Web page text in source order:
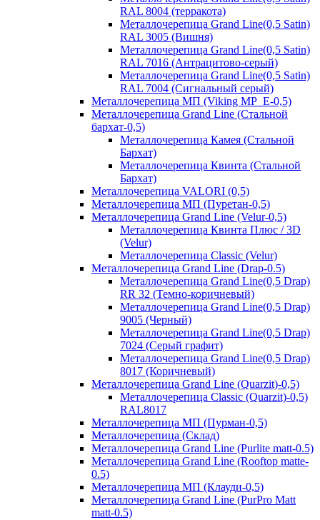
RAL 8004 (терракота)
Металлочерепица Grand Line(0,5 Satin)
RAL 3005 (Вишня)
Металлочерепица Grand Line(0,5 Satin)
RAL 7016 (Антрацитово-серый)
Металлочерепица Grand Line(0,5 Satin)
RAL 7004 (Сигнальный серый)
Металлочерепица МП (Viking MP_E-0,5)
Металлочерепица Grand Line (Стальной
бархат-0,5)
Металлочерепица Камея (Стальной
Бархат)
Металлочерепица Квинта (Стальной
Бархат)
Металлочерепица VALORI (0,5)
Металлочерепица МП (Пуретан-0,5)
Металлочерепица Grand Line (Velur-0,5)
Металлочерепица Квинта Плюс / 3D
(Velur)
Металлочерепица Classic (Velur)
Металлочерепица Grand Line (Drap-0.5)
Металлочерепица Grand Line(0,5 Drap)
RR 32 (Темно-коричневый)
Металлочерепица Grand Line(0,5 Drap)
9005 (Черный)
Металлочерепица Grand Line(0,5 Drap)
7024 (Серый графит)
Металлочерепица Grand Line(0,5 Drap)
8017 (Коричневый)
Металлочерепица Grand Line (Quarzit)-0,5)
Металлочерепица Classic (Quarzit)-0,5)
RAL8017
Металлочерепица МП (Пурман-0,5)
Металлочерепица (Склад)
Металлочерепица Grand Line (Purlite matt-0.5)
Металлочерепица Grand Line (Rooftop matte-
0.5)
Металлочерепица МП (Клауди-0,5)
Металлочерепица Grand Line (PurPro Matt
matt-0.5)